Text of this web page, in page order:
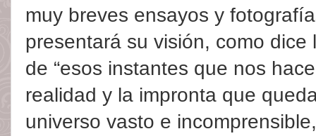
muy breves ensayos y
presentará su visión, como
de “esos instantes que nos
realidad y la impronta que
universo vasto e